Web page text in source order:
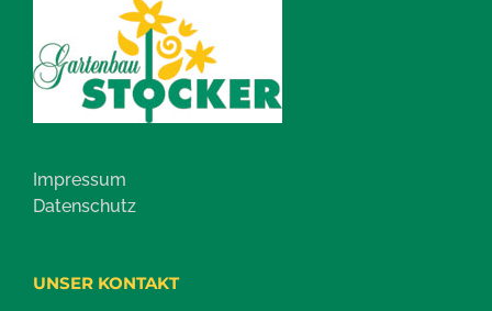
Impressum
Datenschutz
UNSER KONTAKT